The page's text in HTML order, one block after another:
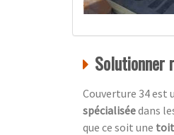
Solutionner
Couverture 34 est
spécialiséedans
que ce soit une